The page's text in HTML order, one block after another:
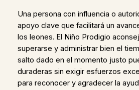
Una persona con influencia o
apoyo clave que facilitará un
los leones. El Niño Prodigio
superarse y administrar bien el
salto dado en el momento justo
duraderas sin exigir esfuerzos
para reconocer y agradecer la